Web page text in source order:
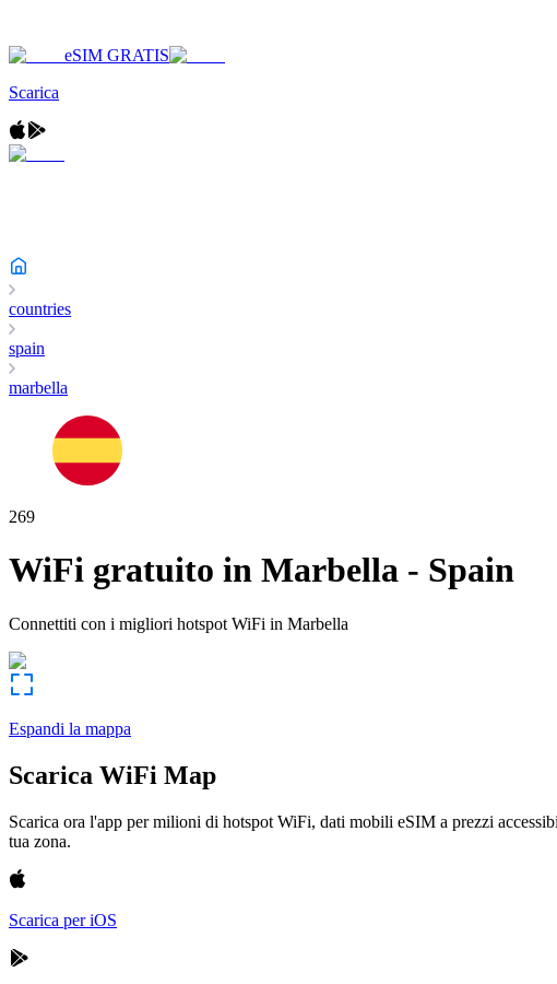
eSIM GRATIS
Scarica
countries
spain
marbella
269
WiFi gratuito in Marbella - Spain
Connettiti con i migliori hotspot WiFi in Marbella
Espandi la mappa
Scarica WiFi Map
Scarica ora l'app per milioni di hotspot WiFi, dati mobili eSIM a prezzi
tua zona.
Scarica per iOS